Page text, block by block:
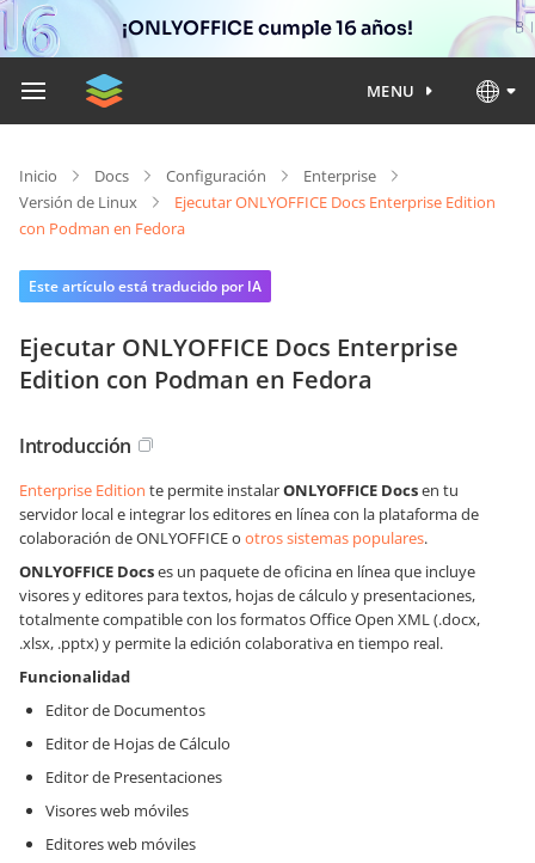
¡ONLYOFFICE cumple 16 años!
MENU
Inicio Docs Configuración
Enterprise
Versión de Linux
Ejecutar ONLYOFFICE Docs Enterprise Edition
con Podman en Fedora
Este artículo está traducido por IA
Ejecutar ONLYOFFICE Docs Enterprise
Edition con Podman en Fedora
Introducción
Enterprise Edition te permite instalarONLYOFFICE Docsen tu
servidor local e integrar los editores en línea con la plataforma de
colaboración de ONLYOFFICE o otros sistemas populares.
ONLYOFFICE Docses un paquete de oficina en línea que incluye
visores y editores para textos, hojas de cálculo y presentaciones,
totalmente compatible con los formatos Office Open XML (.docx,
.xlsx, .pptx) y permite la edición colaborativa en tiempo real.
Funcionalidad
Editor de Documentos
Editor de Hojas de Cálculo
Editor de Presentaciones
Visores web móviles
Editores web móviles